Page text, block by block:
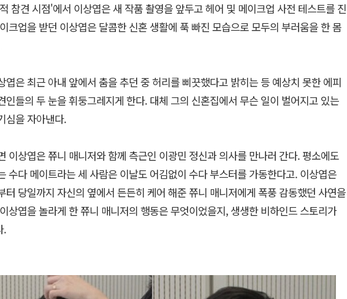
참견 시점'에서 이상엽은 새 작품 촬영을 앞두고 헤어 및 메이크업 사전 테스트를 진
크업을 받던 이상엽은 달콤한 신혼 생활에 푹 빠진 모습으로 모두의 부러움을 한 몸
엽은 최근 아내 앞에서 춤을 추던 중 허리를 삐끗했다고 밝히는 등 예상치 못한 에피
인들의 두 눈을 휘둥그레지게 한다. 대체 그의 신혼집에서 무슨 일이 벌어지고 있는
심을 자아낸다.
이상엽은 쮸니 매니저와 함께 측근인 이광민 정신과 의사를 만나러 간다. 평소에도
수다 메이트라는 세 사람은 이날도 어김없이 수다 부스터를 가동한다고. 이상엽은
터 당일까지 자신의 옆에서 든든히 케어 해준 쮸니 매니저에게 폭풍 감동했던 사연을
상엽을 놀라게 한 쮸니 매니저의 행동은 무엇이었을지, 생생한 비하인드 스토리가
.